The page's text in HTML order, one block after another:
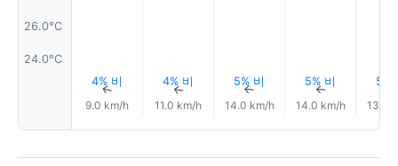
26.0°C
24.0°C
4% 비
↑
9.0 km/h
4% 비
↑
11.0 km/h
5% 비
↑
14.0 km/h
5% 비
↑
14.0 km/h
5%
13.0